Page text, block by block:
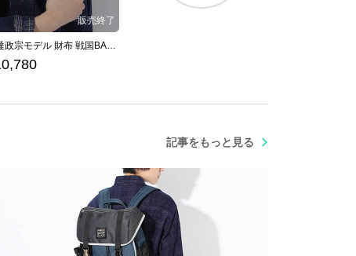
伊達政宗モデル 財布 戦国BASARA
記事をもっと見る